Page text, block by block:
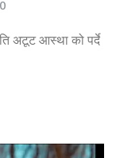
0
अटूट आस्था को पर्दे